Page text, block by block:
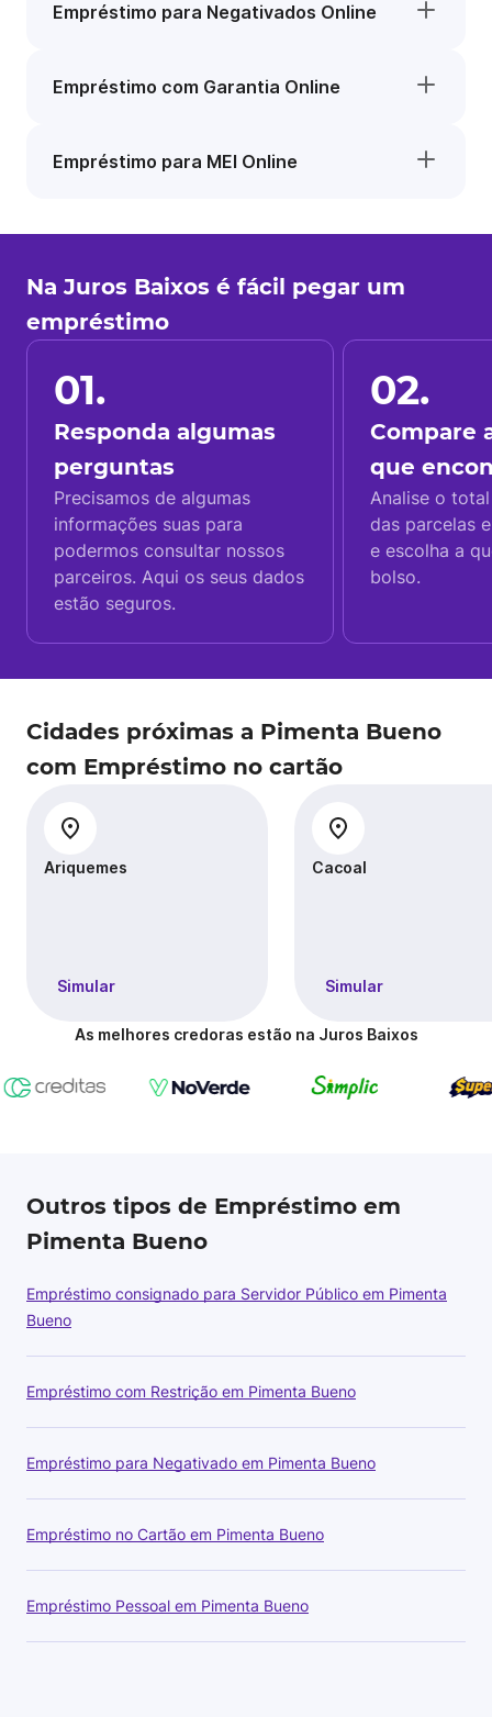
Empréstimo para Negativados Online
Empréstimo com Garantia Online
Empréstimo para MEI Online
Na Juros Baixos é fácil pegar um
empréstimo
01.
Responda algumas
perguntas
Precisamos de algumas
informações suas para
podermos consultar nossos
parceiros. Aqui os seus dados
estão seguros.
02.
Compare
que
Analise o
das parcelas
e escolha a
bolso.
Cidades próximas a Pimenta Bueno
com Empréstimo no cartão
Ariquemes
Simular
Cacoal
Simular
As melhores credoras estão na Juros Baixos
Outros tipos de Empréstimo em
Pimenta Bueno
Empréstimo consignado para Servidor Público em Pimenta
Bueno
Empréstimo com Restrição em Pimenta Bueno
Empréstimo para Negativado em Pimenta Bueno
Empréstimo no Cartão em Pimenta Bueno
Empréstimo Pessoal em Pimenta Bueno